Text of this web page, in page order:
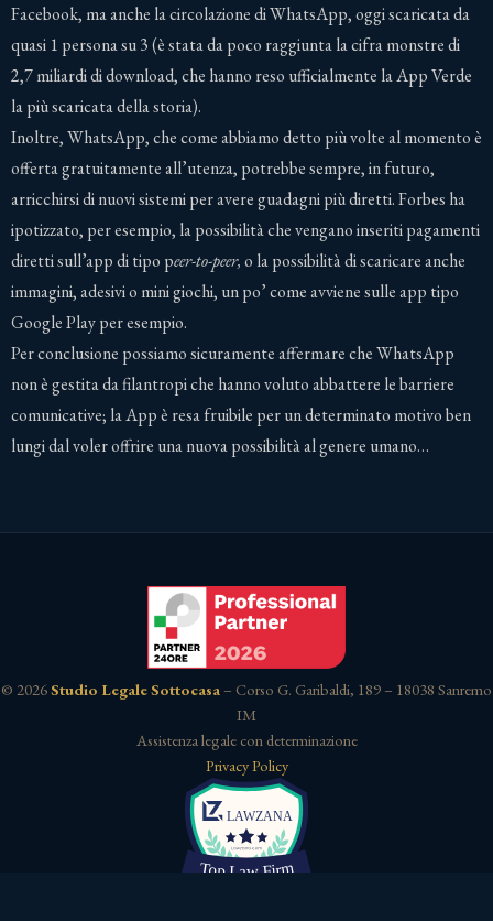
Facebook, ma anche la circolazione di WhatsApp, oggi scaricata da
quasi 1 persona su 3 (è stata da poco raggiunta la cifra monstre di
2,7 miliardi di download, che hanno reso ufficialmente la App Verde
la più scaricata della storia).
Inoltre, WhatsApp, che come abbiamo detto più volte al momento è
offerta gratuitamente all’utenza, potrebbe sempre, in futuro,
arricchirsi di nuovi sistemi per avere guadagni più diretti. Forbes ha
ipotizzato, per esempio, la possibilità che vengano inseriti pagamenti
diretti sull’app di tipo peer-to-peer,o la possibilità di scaricare anche
immagini, adesivi o mini giochi, un po’ come avviene sulle app tipo
Google Play per esempio.
Per conclusione possiamo sicuramente affermare che WhatsApp
non è gestita da filantropi che hanno voluto abbattere le barriere
comunicative; la App è resa fruibile per un determinato motivo ben
lungi dal voler offrire una nuova possibilità al genere umano…
© 2026Studio Legale Sottocasa – Corso G. Garibaldi, 189 – 18038 Sanremo
IM
Assistenza legale con determinazione
Privacy Policy